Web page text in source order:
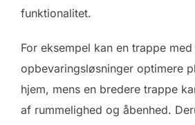
funktionalitet.
For eksempel kan en trappe
opbevaringsløsninger optimere
hjem, mens en bredere trappe
af rummelighed og åbenhed.